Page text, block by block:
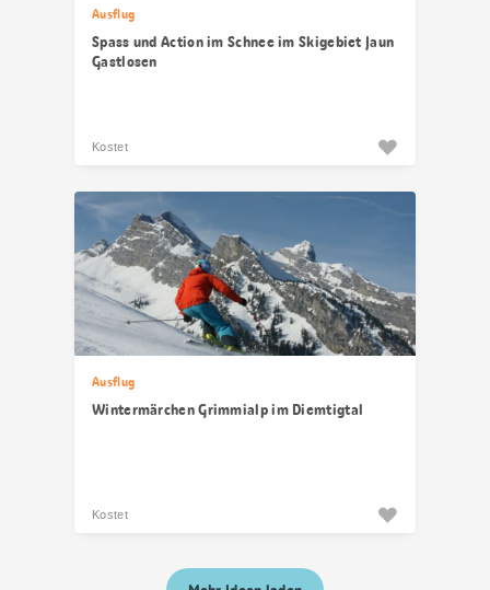
Ausflug
Spass und Action im Schnee im Skigebiet Jaun
Gastlosen
Kostet
Ausflug
Wintermärchen Grimmialp im Diemtigtal
Kostet